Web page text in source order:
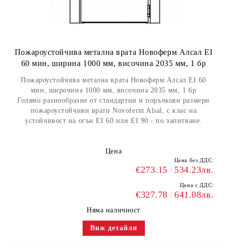
Пожароустойчива метална врата Новоферм Алсал EI
60 мин, ширина 1000 мм, височина 2035 мм, 1 бр
Пожароустойчива метална врата Новоферм Алсал EI 60
мин, широчина 1000 мм, височина 2035 мм, 1 бр
Голямо разнообразие от стандартни и поръчкови размери
пожароустойчиви врати Novoferm Alsal, с клас на
устойчивост на огън EI 60 или EI 90 - по запитване.
Цена
Цена без ДДС:
€273.15 534.23лв.
Цена с ДДС:
€327.78 641.08лв.
Няма наличност
Виж детайли